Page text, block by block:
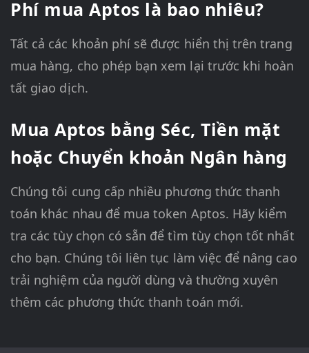
Phí mua Aptos là bao nhiêu?
Tất cả các khoản phí sẽ được hiển thị trên trang
mua hàng, cho phép bạn xem lại trước khi hoàn
tất giao dịch.
Mua Aptos bằng Séc, Tiền mặt
hoặc Chuyển khoản Ngân hàng
Chúng tôi cung cấp nhiều phương thức thanh
toán khác nhau để mua token Aptos. Hãy kiểm
tra các tùy chọn có sẵn để tìm tùy chọn tốt nhất
cho bạn. Chúng tôi liên tục làm việc để nâng cao
trải nghiệm của người dùng và thường xuyên
thêm các phương thức thanh toán mới.